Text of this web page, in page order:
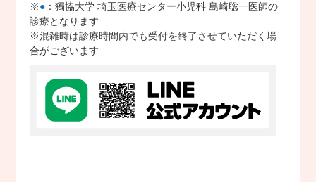
※● ：獨協大学 埼玉医療センター小児科 島崎聡一医師の
診療となります
※混雑時は診療時間内でも受付を終了させていただく場
合がございます